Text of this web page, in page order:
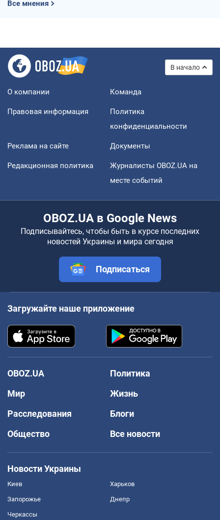
Все мнения
В начало
О компании Команда
Правовая информация
Политика
конфиденциальности
Реклама на сайте Документы
Редакционная политика
Журналисты OBOZ.UA на
месте событий
OBOZ.UA в Google News
Подписывайтесь, чтобы быть в курсе последних
новостей Украины и мира сегодня
Подписаться
Загружайте наше приложение
OBOZ.UA
Политика
Мир
Жизнь
Расследования
Блоги
Общество
Все новости
Новости Украины
Киев Харьков
Запорожье Днепр
Черкассы